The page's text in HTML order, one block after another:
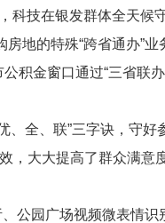
科技在银发群体全天候
地的特殊“跨省通办”
金窗口通过“三省联
全、联”三字诀，守好
，大大提高了群众满意度
公园广场视频微表情